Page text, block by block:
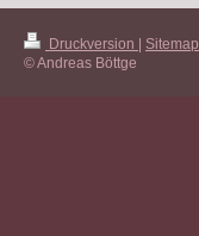
Druckversion | Sitemap
© Andreas Böttge